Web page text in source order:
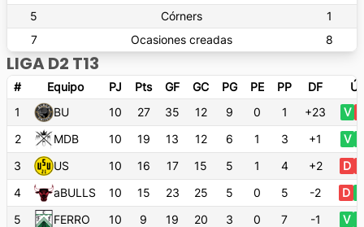
5
Córners
1
7
Ocasiones creadas 8
LIGA D2 T13
# Equipo PJ Pts GF GC PG PE PP DF
1
BU 10 27 35 12 9 0 1 +23 V
2
MDB 10 19 13 12 6 1 3 +1 V
3
US 10 16 17 15 5 1 4 +2 D
4
aBULLS 10 15 23 25 5 0 5 -2 D
5
FERRO 10 9 19 20 3 0 7 -1 V